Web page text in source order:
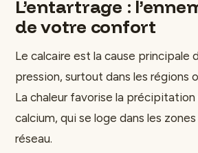
L’entartrage :
de votre confort
Le calcaire est la cause principale
pression, surtout dans les régions
La chaleur favorise la
calcium, qui se loge dans les
réseau.